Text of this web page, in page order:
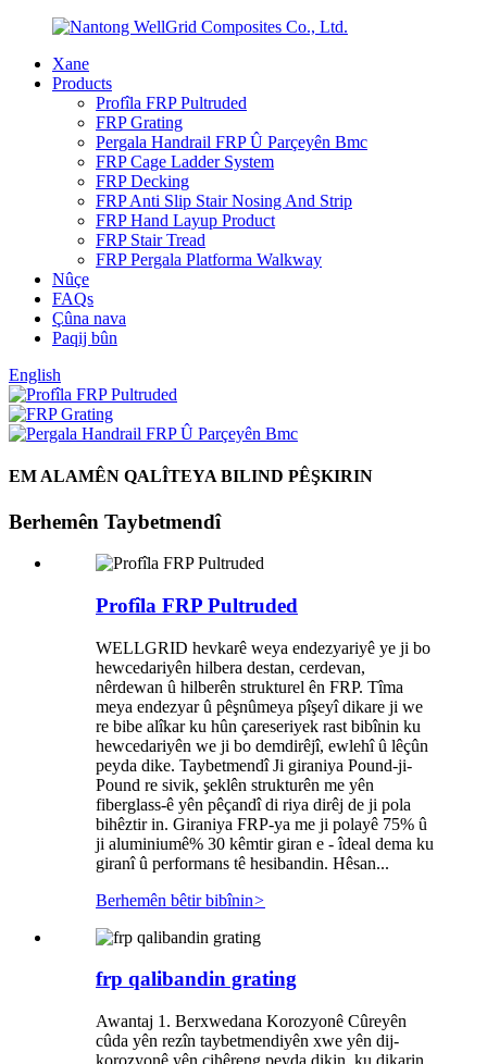
Xane
Products
Profîla FRP Pultruded
FRP Grating
Pergala Handrail FRP Û Parçeyên Bmc
FRP Cage Ladder System
FRP Decking
FRP Anti Slip Stair Nosing And Strip
FRP Hand Layup Product
FRP Stair Tread
FRP Pergala Platforma Walkway
Nûçe
FAQs
Çûna nava
Paqij bûn
English
EM ALAMÊN QALÎTEYA BILIND PÊŞKIRIN
Berhemên Taybetmendî
Profîla FRP Pultruded
WELLGRID hevkarê weya endezyariyê ye ji bo
hewcedariyên hilbera destan, cerdevan,
nêrdewan û hilberên strukturel ên FRP. Tîma
meya endezyar û pêşnûmeya pîşeyî dikare ji we
re bibe alîkar ku hûn çareseriyek rast bibînin ku
hewcedariyên we ji bo demdirêjî, ewlehî û lêçûn
peyda dike. Taybetmendî Ji giraniya Pound-ji-
Pound re sivik, şeklên strukturên me yên
fiberglass-ê yên pêçandî di riya dirêj de ji pola
bihêztir in. Giraniya FRP-ya me ji polayê 75% û
ji aluminiumê% 30 kêmtir giran e - îdeal dema ku
giranî û performans tê hesibandin. Hêsan...
Berhemên bêtir bibînin>
frp qalibandin grating
Awantaj 1. Berxwedana Korozyonê Cûreyên
cûda yên rezîn taybetmendiyên xwe yên dij-